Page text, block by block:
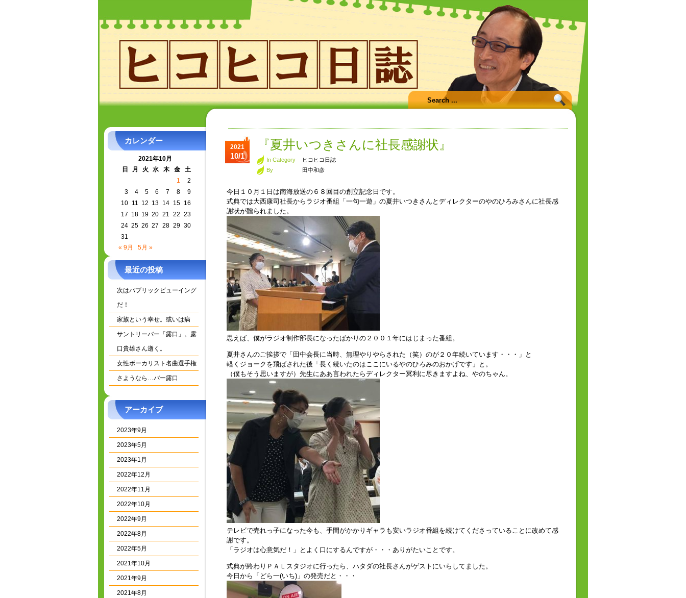
カレンダー
2021年10月
日
月 火 水 木 金
土
1
2
3
4 5 6 7 8
9
10
11 12 13 14 15
16
17 18 19 20 21 22 23
24 25 26 27 28 29 30
31
« 9月
5月 »
最近の投稿
次はパブリックビューイング
だ！
家族という幸せ。或いは病
サントリーバー「露口」。露
口貴雄さん逝く。
女性ボーカリスト名曲選手権
さようなら…バー露口
アーカイブ
2023年9月
2023年5月
2023年1月
2022年12月
2022年11月
2022年10月
2022年9月
2022年8月
2022年5月
2021年10月
2021年9月
2021年8月
2021
10/1
『夏井いつきさんに社長感謝状』
In Category
ヒコヒコ日誌
By
田中和彦
今日１０月１日は南海放送の６８回目の創立記念日です。
式典では大西康司社長からラジオ番組「一句一遊」の夏井いつきさんとディレクターのやのひろみさんに社長感
謝状が贈られました。
思えば、僕がラジオ制作部長になったばかりの２００１年にはじまった番組。
夏井さんのご挨拶で「田中会長に当時、無理やりやらされた（笑）のが２０年続いています・・・」と
軽くジョークを飛ばされた後「長く続いたのはここにいるやのひろみのおかげです」と。
（僕もそう思いますが）先生にああ言われたらディレクター冥利に尽きますよね、やのちゃん。
テレビで売れっ子になった今も、手間がかかりギャラも安いラジオ番組を続けてくださっていることに改めて感
謝です。
「ラジオは心意気だ！」とよく口にするんですが・・・ありがたいことです。
式典が終わりＰＡＬスタジオに行ったら、ハタダの社長さんがゲストにいらしてました。
今日から「どら一(いち)」の発売だと・・・